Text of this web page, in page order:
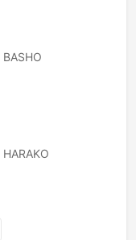
BASHO
HARAKO